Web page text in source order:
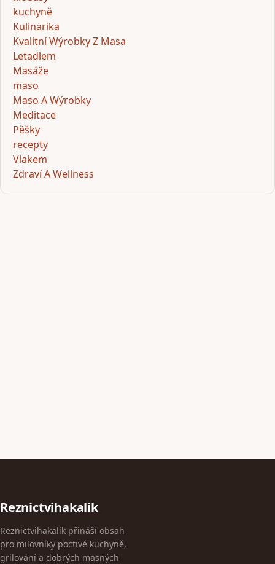
kuchyně
Kulinarika
Kvalitní Wýrobky Z Masa
Letadlem
Masáže
maso
Maso A Wýrobky
Meditace
Pěšky
recepty
Vlakem
Zdraví A Wellness
Reznictvihakalik
Reznictvihakalik přináší obsah
pro milovníky poctivé kuchyně,
grilování a dobrých masných